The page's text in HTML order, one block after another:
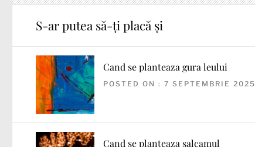
S-ar putea să-ți placă și
Cand se planteaza gura leului
POSTED ON : 7 SEPTEMBRIE 2025
Cand se planteaza salcamul